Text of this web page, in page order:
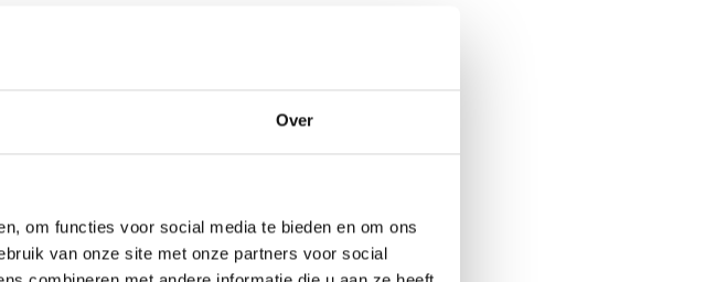
Over
om functies voor social media te bieden en om ons
van onze site met onze partners voor social